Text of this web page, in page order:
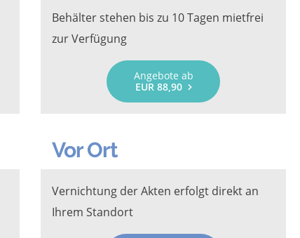
Behälter stehen bis zu 10 Tagen mietfrei
zur Verfügung
Angebote ab
EUR 88,90
Vor Ort
Vernichtung der Akten erfolgt direkt an
Ihrem Standort